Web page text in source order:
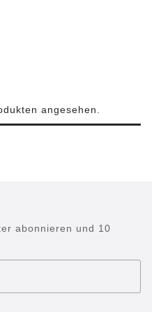
angesehen.
abonnieren und 10